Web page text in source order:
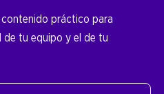
práctico para
de tu equipo y el de tu